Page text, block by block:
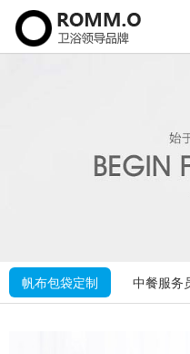
帆布包袋定制 中餐服务